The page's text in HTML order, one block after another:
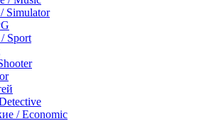
Simulator
Sport
/ Economic